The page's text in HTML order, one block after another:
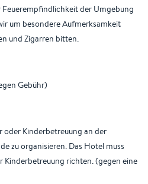
der Umgebung
um besondere Aufmerksamkeit
und Zigarren bitten.
Gebühr)
oder Kinderbetreuung an der
zu organisieren. Das Hotel muss
Kinderbetreuung richten. (gegen eine